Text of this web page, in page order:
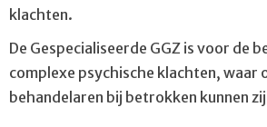
klachten.
De Gespecialiseerde GGZ is voor de
complexe psychische klachten, waar
behandelaren bij betrokken kunnen